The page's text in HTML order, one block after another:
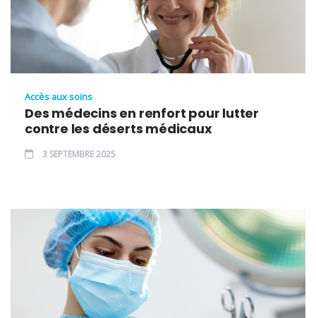
Accès aux soins
Des médecins en renfort pour lutter
contre les déserts médicaux
3 SEPTEMBRE 2025